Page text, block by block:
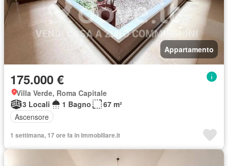
Appartamento
175.000 €
Villa Verde, Roma Capitale
3 Locali
1 Bagno
67 m²
Ascensore
1 settimana, 17 ore fa in Immobiliare.it